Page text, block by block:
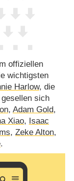
offiziellen
wichtigsten
Harlow, die
sich
, Adam Gold,
Xiao, Isaac
, Zeke Alton,
.